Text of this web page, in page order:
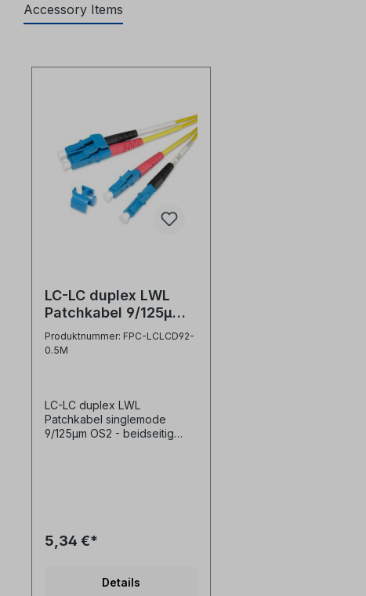
Accessory Items
LC-LC duplex LWL
Patchkabel 9/125µm
OS2
Produktnummer: FPC-LCLCD92-
0.5M
LC-LC duplex LWL
Patchkabel singlemode
9/125µm OS2 - beidseitig
clip montiert und ein weiterer
oder cross-over zu nutzen-
LC Patchkabel werden oft als
5,34 €*
Details